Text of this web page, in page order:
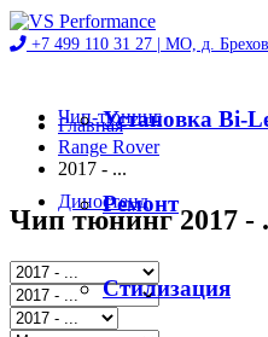
+7 499 110 31 27 | МО, д.
Чип-тюнинг
Диностенд
Автосервис
Установка Bi-
Ремонт
Стилизация
Главная
Range Rover
2017 - ...
Чип тюнинг 2017 -